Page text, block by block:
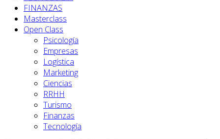
FINANZAS
Masterclass
Open Class
Psicología
Empresas
Logística
Marketing
Ciencias
RRHH
Turismo
Finanzas
Tecnología